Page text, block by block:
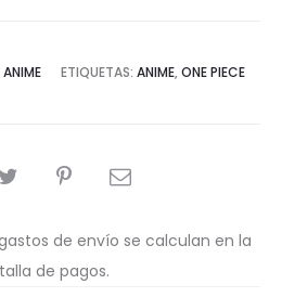
ANIME ETIQUETAS: ANIME, ONE PIECE
de envío se calculan en la
de pagos.